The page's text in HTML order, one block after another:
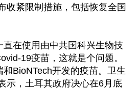
收紧限制措施，包括恢复全国
在使用由中共国科兴生物技
19疫苗，这就是个问题。
BioNTech开发的疫苗。卫生
示，土耳其政府决心在6月底